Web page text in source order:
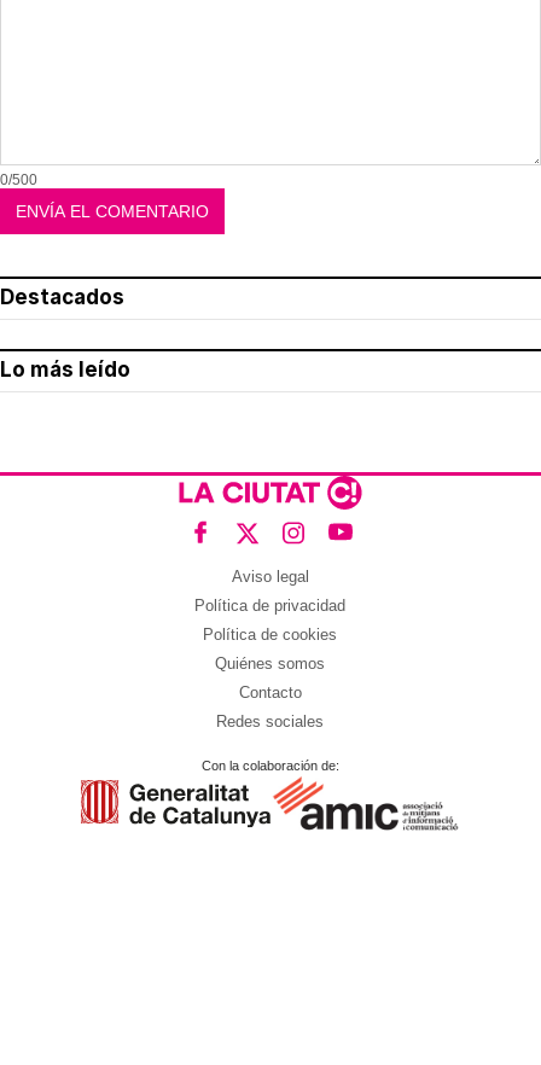
0/500
Destacados
Lo más leído
Aviso legal
Política de privacidad
Política de cookies
Quiénes somos
Contacto
Redes sociales
Con la colaboración de: